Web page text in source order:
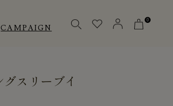
CAMPAIGN
0
OTHERS
OTHERS
スリーブイ